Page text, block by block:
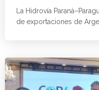
La Hidrovía
de exportaciones de